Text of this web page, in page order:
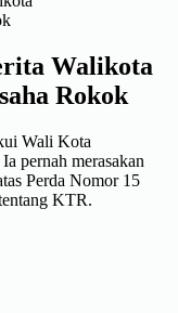
Walikota
Rokok
Wali Kota
pernah merasakan
Perda Nomor 15
KTR.